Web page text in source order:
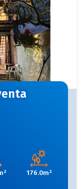
176.0m²